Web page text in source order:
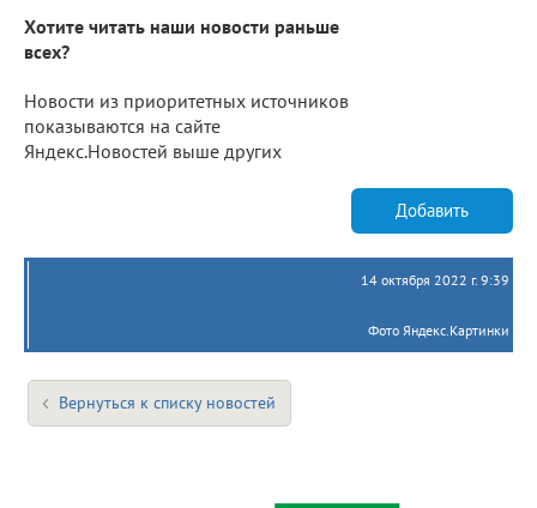
Хотите читать наши новости раньше
всех?
Новости из приоритетных источников
показываются на сайте
Яндекс.Новостей выше других
Добавить
14 октября 2022 г. 9:39
Фото Яндекс.Картинки
Вернуться к списку новостей